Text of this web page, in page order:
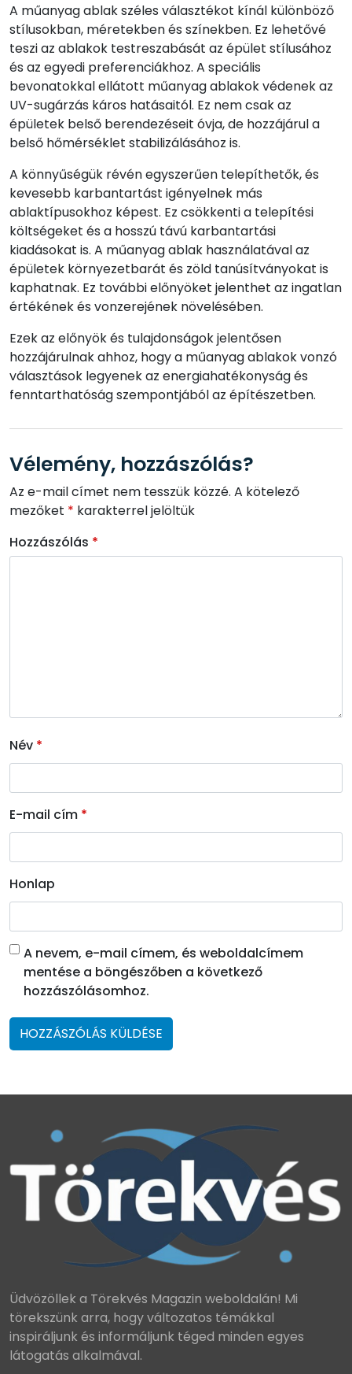
A műanyag ablak széles választékot kínál különböző
stílusokban, méretekben és színekben. Ez lehetővé
teszi az ablakok testreszabását az épület stílusához
és az egyedi preferenciákhoz. A speciális
bevonatokkal ellátott műanyag ablakok védenek az
UV-sugárzás káros hatásaitól. Ez nem csak az
épületek belső berendezéseit óvja, de hozzájárul a
belső hőmérséklet stabilizálásához is.
A könnyűségük révén egyszerűen telepíthetők, és
kevesebb karbantartást igényelnek más
ablaktípusokhoz képest. Ez csökkenti a telepítési
költségeket és a hosszú távú karbantartási
kiadásokat is. A műanyag ablak használatával az
épületek környezetbarát és zöld tanúsítványokat is
kaphatnak. Ez további előnyöket jelenthet az ingatlan
értékének és vonzerejének növelésében.
Ezek az előnyök és tulajdonságok jelentősen
hozzájárulnak ahhoz, hogy a műanyag ablakok vonzó
választások legyenek az energiahatékonyság és
fenntarthatóság szempontjából az építészetben.
Vélemény, hozzászólás?
Az e-mail címet nem tesszük közzé. A kötelező
mezőket * karakterrel jelöltük
Hozzászólás *
Név *
E-mail cím *
Honlap
A nevem, e-mail címem, és weboldalcímem
mentése a böngészőben a következő
hozzászólásomhoz.
Üdvözöllek a Törekvés Magazin weboldalán! Mi
törekszünk arra, hogy változatos témákkal
inspiráljunk és informáljunk téged minden egyes
látogatás alkalmával.